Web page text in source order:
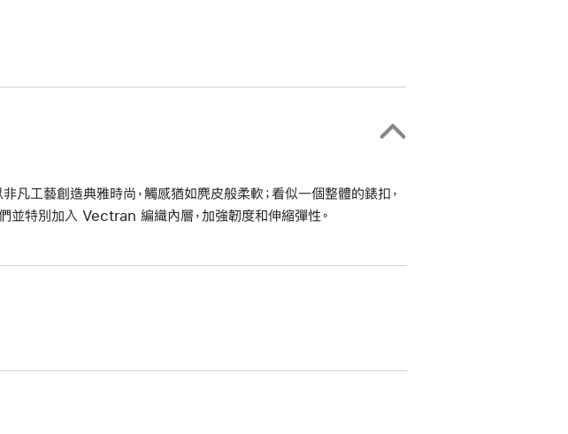
凡工藝創造典雅時尚，觸感猶如麂皮般柔軟；看似一個整體的錶扣，
並特別加入 Vectran 編織內層，加強韌度和伸縮彈性。